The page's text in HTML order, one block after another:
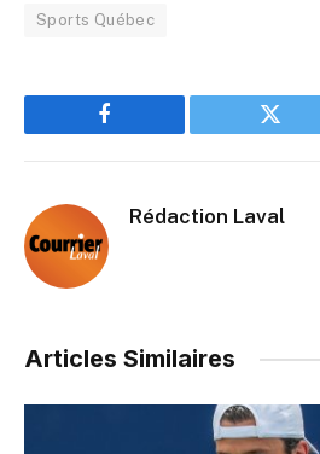
Sports Québec
Facebook
Rédaction Laval
Articles Similaires